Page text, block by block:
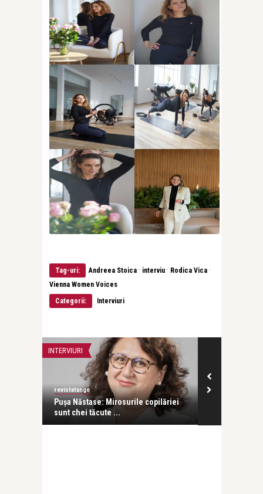
Tag-uri: Andreea Stoica · interviu · Rodica Vica ·
Vienna Women Voices
Categorii:
Interviuri
Pușa Năstase: Mirosurile copilăriei
sunt chei tăcute ...
INTERVIURI
revistatango
Ani Crețu: Sunt egală cu
cu orice altă ...